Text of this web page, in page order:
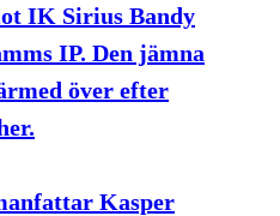
IK Sirius Bandy
IP. Den jämna
över efter
Kasper